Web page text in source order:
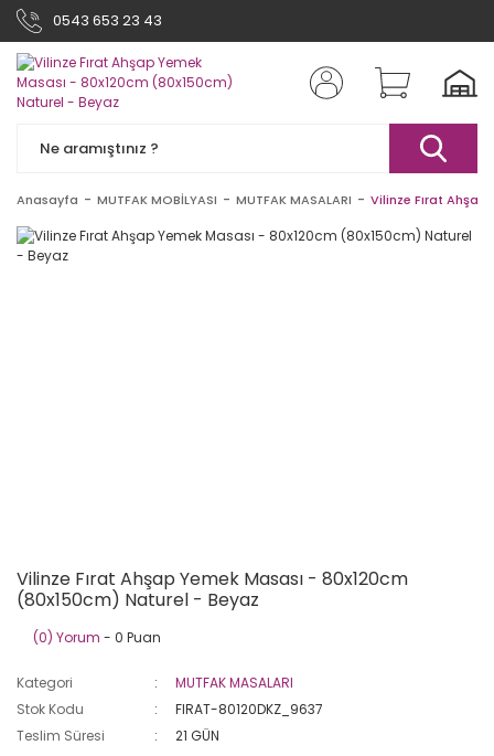
0543 653 23 43
Anasayfa MUTFAK MOBİLYASI MUTFAK MASALARI Vilinze Fırat Ahşap
Vilinze Fırat Ahşap Yemek Masası - 80x120cm
(80x150cm) Naturel - Beyaz
(0) Yorum - 0 Puan
Kategori
MUTFAK MASALARI
Stok Kodu
FIRAT-80120DKZ_9637
Teslim Süresi
21 GÜN